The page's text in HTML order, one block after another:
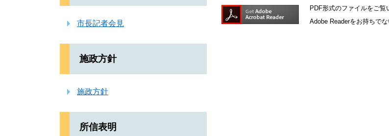
市長記者会見
施政方針
施政方針
所信表明
PDF形式のファイルをご覧
Adobe Readerをお持ちで